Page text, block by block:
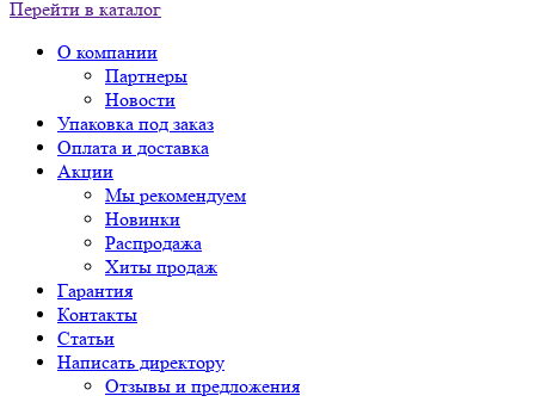
Перейти в каталог
О компании
Партнеры
Новости
Упаковка под заказ
Оплата и доставка
Акции
Мы рекомендуем
Новинки
Распродажа
Хиты продаж
Гарантия
Контакты
Статьи
Написать директору
Отзывы и предложения